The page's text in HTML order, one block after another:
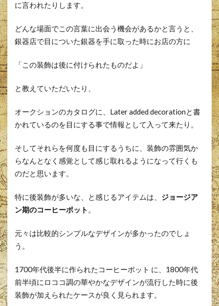
に言われたりします。
どんな場面でこの言葉に出会う機会があるかと言うと、
銀器店で目についた銀器を手に取った時にお店の方に
「この装飾は後に付けられたものだよ」
と教えていただいたり、
オークションのカタログに、Later added decorationと書
かれているのを目にする事で情報として入って来たり。
そしてそれらを何度も目にするうちに、装飾の雰囲気か
らなんとなく感覚として感じ取れるようになって行くも
のだと思います。
特に後装飾が多いな、と感じるアイテムは、 ジョージア
ン期のコーヒーポット 。
元々は比較的シンプルなデザインが多かったのでしょ
う。
1700年代後半に作られたコーヒーポット に、1800年代
前半頃にロココ調の華やかなデザインが流行した時に後
装飾が加えられたケースが良く見られます。